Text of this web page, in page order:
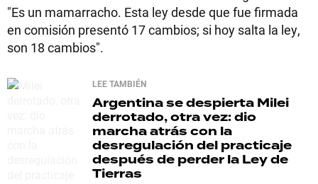
"Es un mamarracho. Esta ley desde que fue firmada
en comisión presentó 17 cambios; si hoy salta la ley,
son 18 cambios".
LEE TAMBIÉN
Argentina se despierta Milei
derrotado, otra vez: dio
marcha atrás con la
desregulación del practicaje
después de perder la Ley de
Tierras